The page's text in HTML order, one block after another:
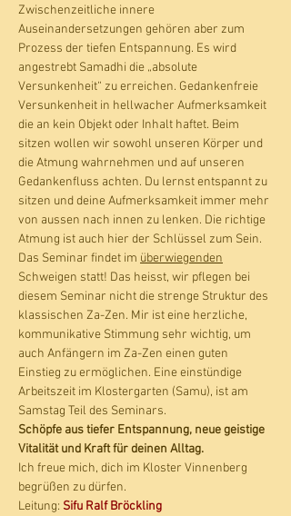
Zwischenzeitliche innere
Auseinandersetzungen gehören aber zum
Prozess der tiefen Entspannung. Es wird
angestrebt Samadhi die „absolute
Versunkenheit“ zu erreichen. Gedankenfreie
Versunkenheit in hellwacher Aufmerksamkeit
die an kein Objekt oder Inhalt haftet. Beim
sitzen wollen wir sowohl unseren Körper und
die Atmung wahrnehmen und auf unseren
Gedankenfluss achten. Du lernst entspannt zu
sitzen und deine Aufmerksamkeit immer mehr
von aussen nach innen zu lenken. Die richtige
Atmung ist auch hier der Schlüssel zum Sein.
Das Seminar findet im überwiegenden
Schweigen statt! Das heisst, wir pflegen bei
diesem Seminar nicht die strenge Struktur des
klassischen Za-Zen. Mir ist eine herzliche,
kommunikative Stimmung sehr wichtig, um
auch Anfängern im Za-Zen einen guten
Einstieg zu ermöglichen. Eine einstündige
Arbeitszeit im Klostergarten (Samu), ist am
Samstag Teil des Seminars.
Schöpfe aus tiefer Entspannung, neue geistige
Vitalität und Kraft für deinen Alltag.
Ich freue mich, dich im Kloster Vinnenberg
begrüßen zu dürfen.
Leitung: Sifu Ralf Bröckling